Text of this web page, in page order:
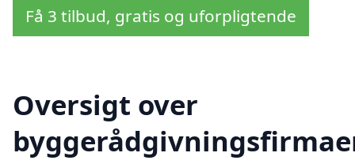
Få 3 tilbud, gratis og uforpligtende
Oversigt over